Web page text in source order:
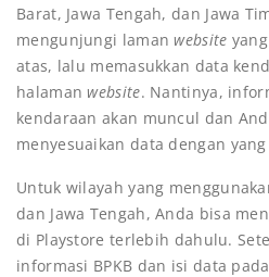
Barat, Jawa Tengah, dan Jawa
mengunjungi lamanwebsite
atas, lalu memasukkan data
halamanwebsite. Nantinya,
kendaraan akan muncul dan
menyesuaikan data dengan
Untuk wilayah yang
dan Jawa Tengah, Anda bisa
di Playstore terlebih dahulu.
informasi BPKB dan isi data